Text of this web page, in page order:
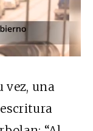
vez, una